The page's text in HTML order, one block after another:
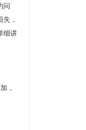
问
，
细讲
，